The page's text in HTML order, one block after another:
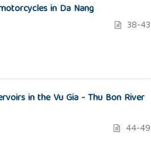
in Da Nang
38-43
in the Vu Gia - Thu Bon River
44-49